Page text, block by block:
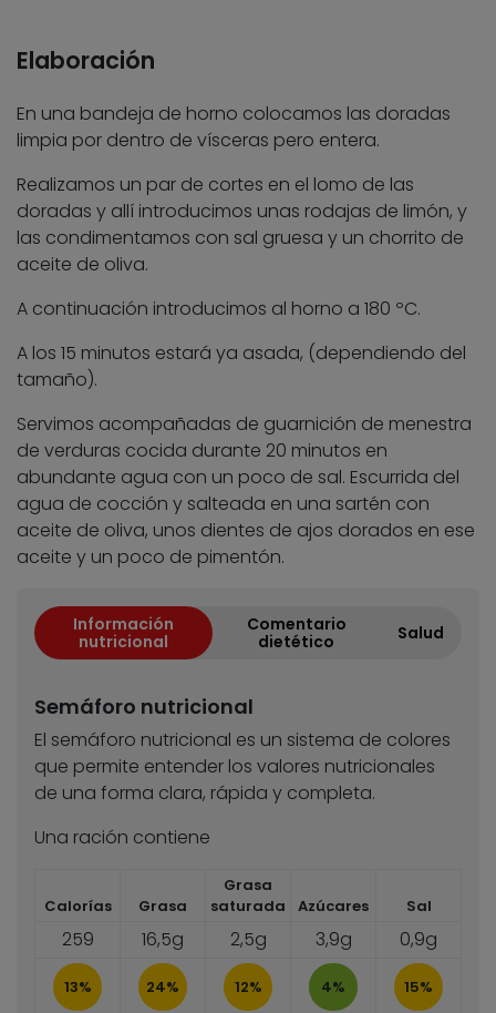
Elaboración
En una bandeja de horno colocamos las doradas
limpia por dentro de vísceras pero entera.
Realizamos un par de cortes en el lomo de las
doradas y allí introducimos unas rodajas de limón, y
las condimentamos con sal gruesa y un chorrito de
aceite de oliva.
A continuación introducimos al horno a 180 ºC.
A los 15 minutos estará ya asada, (dependiendo del
tamaño).
Servimos acompañadas de guarnición de menestra
de verduras cocida durante 20 minutos en
abundante agua con un poco de sal. Escurrida del
agua de cocción y salteada en una sartén con
aceite de oliva, unos dientes de ajos dorados en ese
aceite y un poco de pimentón.
Información
nutricional
Comentario
dietético
Salud
Semáforo nutricional
El semáforo nutricional es un sistema de colores
que permite entender los valores nutricionales
de una forma clara, rápida y completa.
Una ración contiene
Calorías Grasa
Grasa
saturada
Azúcares Sal
259 16,5g 2,5g 3,9g 0,9g
13% 24% 12% 4% 15%